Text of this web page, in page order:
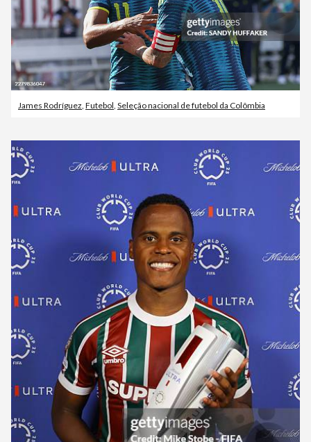
James Rodríguez, Futebol, Seleção nacional de futebol da Colômbia